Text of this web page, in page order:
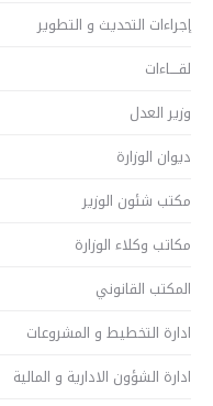
إجراءات التحديث و التطوير
لقــــاءات
وزير العدل
ديوان الوزارة
مكتب شئون الوزير
مكاتب وكلاء الوزارة
المكتب القانوني
ادارة التخطيط و المشروعات
ادارة الشؤون الادارية و المالية